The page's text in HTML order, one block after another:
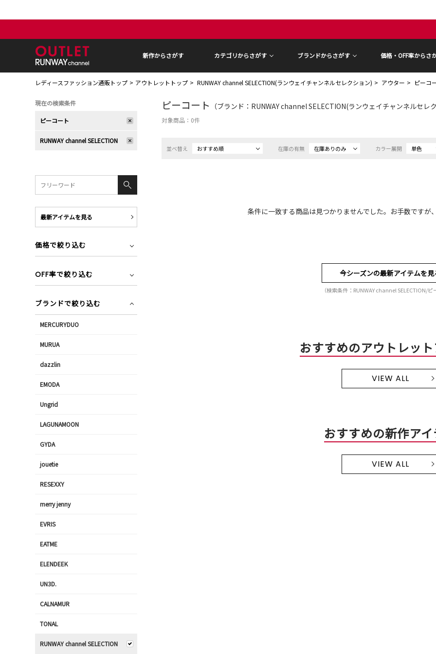
新作からさがす カテゴリからさがす ブランドからさがす 価格・OFF率からさ
レディースファッション通販トップ アウトレットトップ RUNWAY channel SELECTION(ランウェイチャンネルセレクション) アウター ピーコ
ピーコート （ブランド：RUNWAY channel SELECTION(ランウェイチャンネルセレ
対象商品： 0件
並べ替え おすすめ順 在庫の有無 在庫ありのみ カラー展開 単色
条件に一致する商品は見つかりませんでした。お手数ですが
今シーズンの最新アイテムを見
（検索条件：RUNWAY channel SELECTION/ピ
おすすめのアウトレッ
VIEW ALL
おすすめの新作ア
VIEW ALL
現在の検索条件
ピーコート
RUNWAY channel SELECTION
最新アイテムを見る
価格で絞り込む
OFF率で絞り込む
ブランドで絞り込む
MERCURYDUO
MURUA
dazzlin
EMODA
Ungrid
LAGUNAMOON
GYDA
jouetie
RESEXXY
merry jenny
EVRIS
EATME
ELENDEEK
UN3D.
CALNAMUR
TONAL
RUNWAY channel SELECTION